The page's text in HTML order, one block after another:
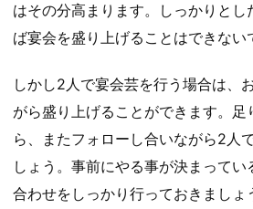
はその分高まります。しっかりと
ば宴会を盛り上げることはできない
しかし2人で宴会芸を行う場合は、
がら盛り上げることができます。
ら、またフォローし合いながら2人
しょう。事前にやる事が決まってい
合わせをしっかり行っておきましょ